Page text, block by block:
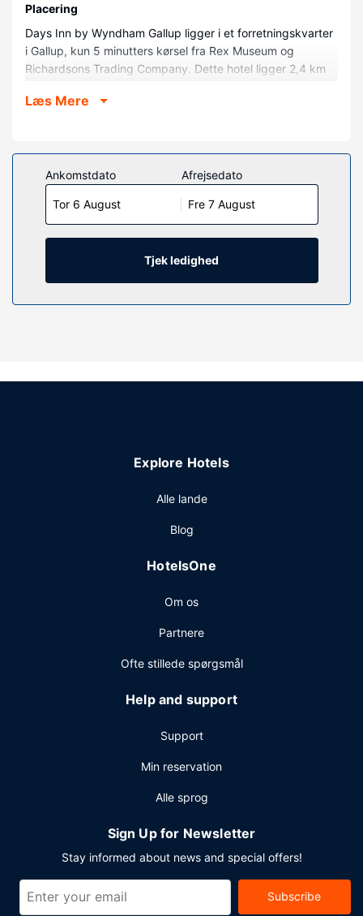
Placering
Days Inn by Wyndham Gallup ligger i et forretningskvarter
i Gallup, kun 5 minutters kørsel fra Rex Museum og
Richardsons Trading Company. Dette hotel ligger 2,4 km
Værelser
værelser. Med gratis Wi-Fi kan du altid komme på nettet,
og kabelkanaler sørger for underholdningen.
Badeværelserne har en kombination af bruser/badekar og
hårtørrer. Rengøring udføres dagligt, og både
baby-/barnesenge (gratis) og ekstra senge (tillægsgebyr)
er til rådighed efter anmodning.
internetadgang, tv på fællesarealer og picnicområde.
renseri/vaskeservice. Gratis selvstændig parkering er til
Læs Mere
Ankomstdato
Tor 6 August
Afrejsedato
Fre 7 August
Tjek ledighed
Explore Hotels
Alle lande
Blog
HotelsOne
Om os
Partnere
Ofte stillede spørgsmål
Help and support
Support
Min reservation
Alle sprog
Sign Up for Newsletter
Stay informed about news and special offers!
Subscribe